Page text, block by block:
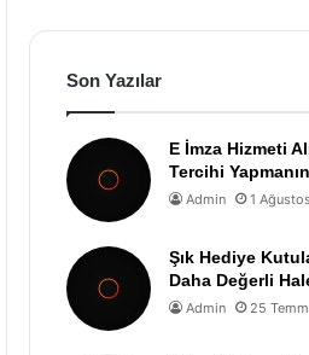
Son Yazılar
E İmza Hizmeti
Tercihi
Admin 1
Şık Hediye
Daha Değerli
Admin 25